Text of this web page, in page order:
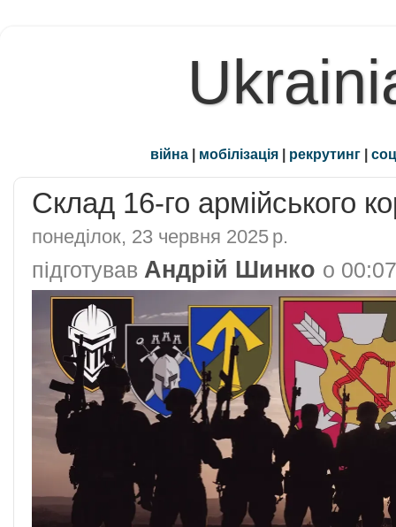
війна | мобілізація | рекрутинг |
Склад 16-го армійського
понеділок, 23 червня 2025 р.
підготував Андрій Шинко о 00:07